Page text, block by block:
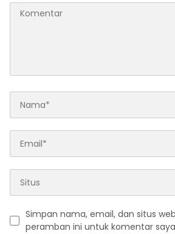
Simpan nama, email, dan situs
peramban ini untuk komentar